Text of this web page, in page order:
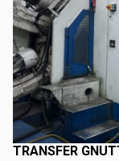
TRANSFER